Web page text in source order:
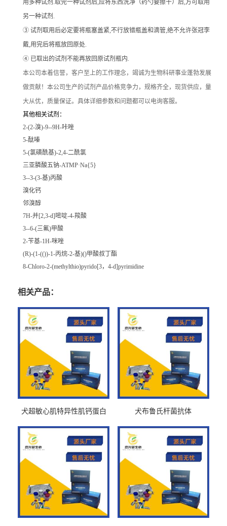
用多种试剂.取完一种试剂后,应将东西洗净（药勺要擦干）后,方可取用
另一种试剂.
③ 试剂取用后必定要将瓶塞盖紧,不行放错瓶盖和滴管,绝不允许张冠李
戴,用完后将瓶放回原处.
④ 已取出的试剂不能再放回原试剂瓶内.
本公司本着信誉，客户至上的工作理念，竭诚为生物科研事业蓬勃发展
做贡献！本公司生产的试剂产品价格竞争力，规格齐全，现货供应，量
大从优，质量保证。具体详细参数和问题都可以电询客服。
其他相关试剂：
2-(2-溴)-9--9H-咔唑
5-酞嗪
5-(氯磺酰基)-2,4-二酰氯
三亚膦酸五钠-ATMP·Na{5}
3--3-(3-基)丙酸
溴化钙
邻溴醇
7H-并[2,3-d]嘧啶-4-羧酸
3--6-(三氟)甲酸
2-苄基-1H-咪唑
(R)-(1-(())-1-丙烷-2-基)()甲酸叔丁酯
8-Chloro-2-(methylthio)pyrido[3，4-d]pyrimidine
相关产品：
犬超敏心肌特异性肌钙蛋白
犬布鲁氏杆菌抗体